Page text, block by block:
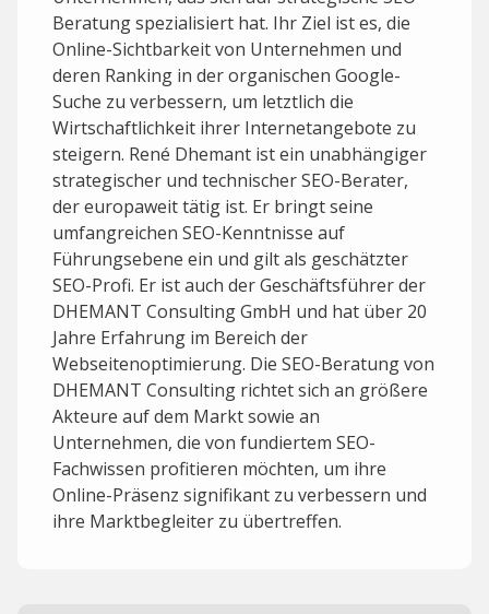
Beratung spezialisiert hat. Ihr Ziel ist es, die
Online-Sichtbarkeit von Unternehmen und
deren Ranking in der organischen Google-
Suche zu verbessern, um letztlich die
Wirtschaftlichkeit ihrer Internetangebote zu
steigern. René Dhemant ist ein unabhängiger
strategischer und technischer SEO-Berater,
der europaweit tätig ist. Er bringt seine
umfangreichen SEO-Kenntnisse auf
Führungsebene ein und gilt als geschätzter
SEO-Profi. Er ist auch der Geschäftsführer der
DHEMANT Consulting GmbH und hat über 20
Jahre Erfahrung im Bereich der
Webseitenoptimierung. Die SEO-Beratung von
DHEMANT Consulting richtet sich an größere
Akteure auf dem Markt sowie an
Unternehmen, die von fundiertem SEO-
Fachwissen profitieren möchten, um ihre
Online-Präsenz signifikant zu verbessern und
ihre Marktbegleiter zu übertreffen.